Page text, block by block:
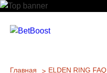
Главная ELDEN RING FAQ